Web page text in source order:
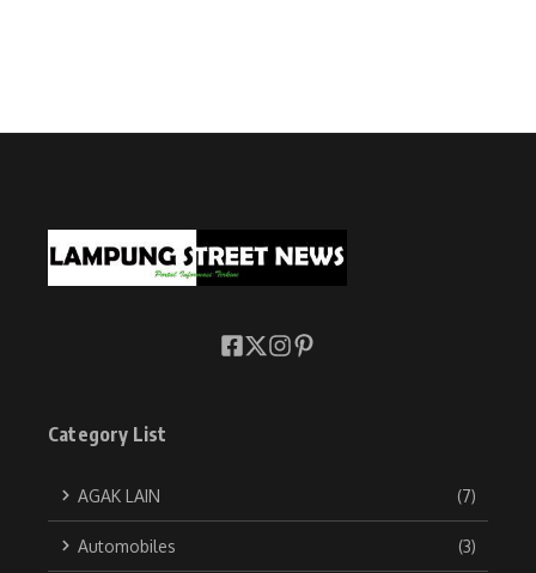
Category List
AGAK LAIN (7)
Automobiles (3)